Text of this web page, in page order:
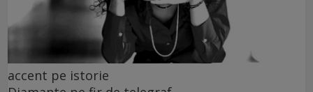
accent pe istorie